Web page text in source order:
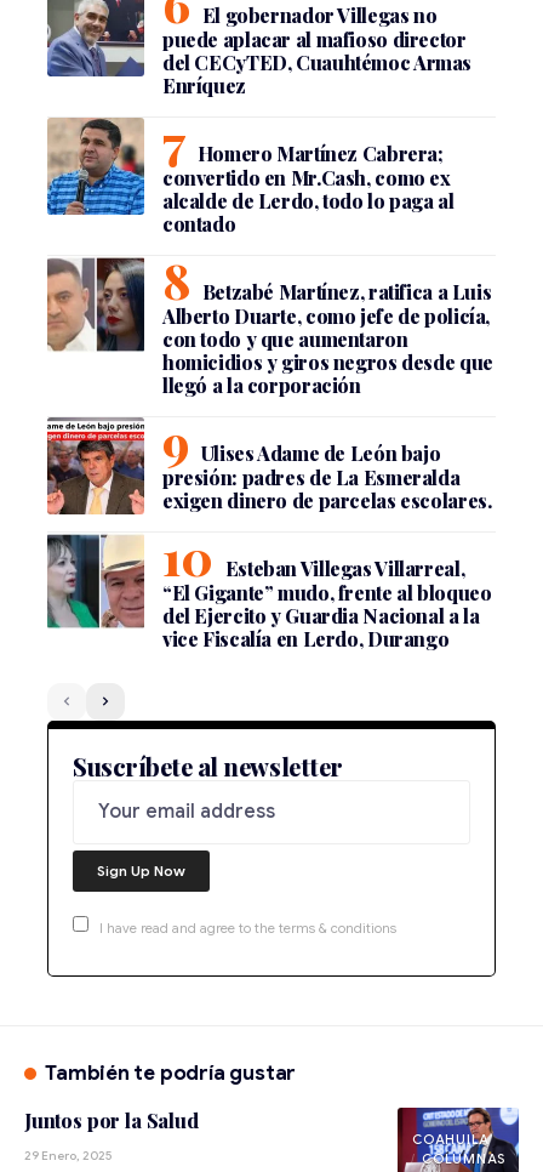
El gobernador Villegas no
puede aplacar al mafioso director
del CECyTED, Cuauhtémoc Armas
Enríquez
Homero Martínez Cabrera;
convertido en Mr.Cash, como ex
alcalde de Lerdo, todo lo paga al
contado
Betzabé Martínez, ratifica a Luis
Alberto Duarte, como jefe de policía,
con todo y que aumentaron
homicidios y giros negros desde que
llegó a la corporación
Ulises Adame de León bajo
presión: padres de La Esmeralda
exigen dinero de parcelas escolares.
Esteban Villegas Villarreal,
“El Gigante” mudo, frente al bloqueo
del Ejercito y Guardia Nacional a la
vice Fiscalía en Lerdo, Durango
Suscríbete al newsletter
I have read and agree to the terms & conditions
También te podría gustar
COAHUILA
Juntos por la Salud
29 Enero, 2025